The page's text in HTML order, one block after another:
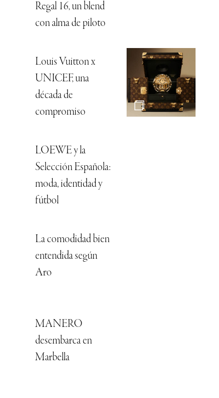
Regal 16, un blend
con alma de piloto
Louis Vuitton x
UNICEF, una
década de
compromiso
LOEWE y la
Selección Española:
moda, identidad y
fútbol
La comodidad bien
entendida según
Aro
MANERO
desembarca en
Marbella